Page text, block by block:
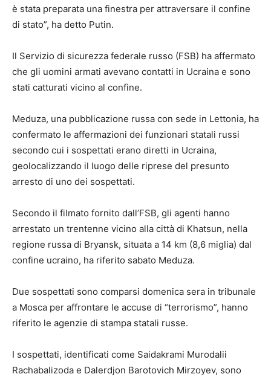
è stata preparata una finestra per attraversare il confine
di stato”, ha detto Putin.
Il Servizio di sicurezza federale russo (FSB) ha affermato
che gli uomini armati avevano contatti in Ucraina e sono
stati catturati vicino al confine.
Meduza, una pubblicazione russa con sede in Lettonia, ha
confermato le affermazioni dei funzionari statali russi
secondo cui i sospettati erano diretti in Ucraina,
geolocalizzando il luogo delle riprese del presunto
arresto di uno dei sospettati.
Secondo il filmato fornito dall’FSB, gli agenti hanno
arrestato un trentenne vicino alla città di Khatsun, nella
regione russa di Bryansk, situata a 14 km (8,6 miglia) dal
confine ucraino, ha riferito sabato Meduza.
Due sospettati sono comparsi domenica sera in tribunale
a Mosca per affrontare le accuse di “terrorismo”, hanno
riferito le agenzie di stampa statali russe.
I sospettati, identificati come Saidakrami Murodalii
Rachabalizoda e Dalerdjon Barotovich Mirzoyev, sono